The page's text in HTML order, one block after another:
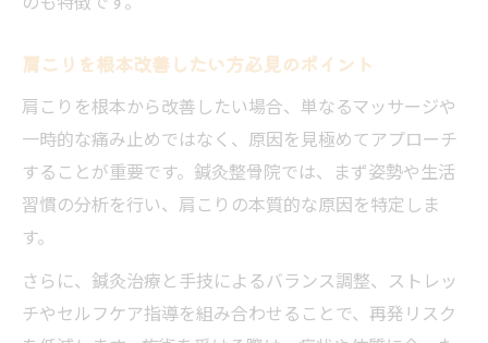
肩こりを根本改善したい方必見のポイント
肩こりを根本から改善したい場合、単なるマッサージや
一時的な痛み止めではなく、原因を見極めてアプローチ
することが重要です。鍼灸整骨院では、まず姿勢や生活
習慣の分析を行い、肩こりの本質的な原因を特定しま
す。
さらに、鍼灸治療と手技によるバランス調整、ストレッ
チやセルフケア指導を組み合わせることで、再発リスク